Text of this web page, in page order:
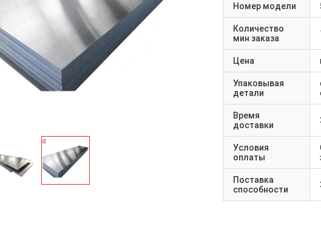
Номер модели
Количество
мин заказа
Цена
Упаковывая
детали
Время
доставки
Условия
оплаты
Поставка
способности